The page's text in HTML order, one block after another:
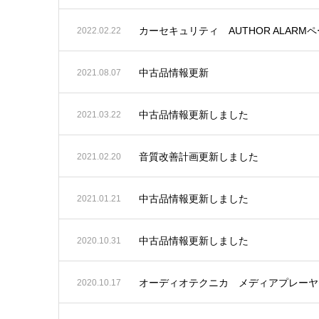
2022.02.22 カーセキュリティ AUTHOR ALARMペ
2021.08.07 中古品情報更新
2021.03.22 中古品情報更新しました
2021.02.20 音質改善計画更新しました
2021.01.21 中古品情報更新しました
2020.10.31 中古品情報更新しました
2020.10.17 オーディオテクニカ メディアプレー